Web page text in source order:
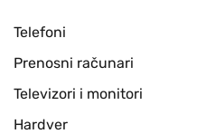
Telefoni
Prenosni računari
Televizori i monitori
Hardver